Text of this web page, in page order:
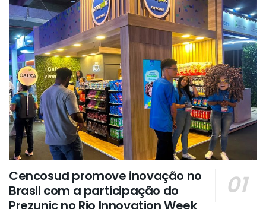
Cencosud promove inovação no
Brasil com a participação do
Prezunic no Rio Innovation Week